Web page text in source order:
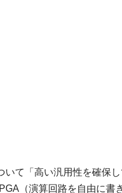
いて「高い汎用性を確保
（演算回路を自由に書